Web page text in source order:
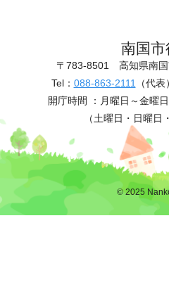
南国市
〒783-8501 高知県南
Tel： 088-863-2111 （代表）
開庁時間 ： 月曜日～金曜
（土曜日・日曜日
© 2025